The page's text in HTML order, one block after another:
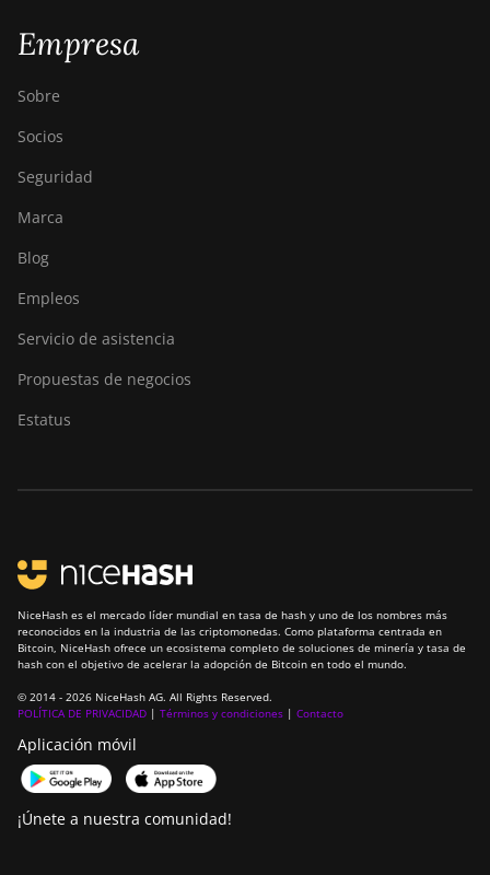
Empresa
Sobre
Socios
Seguridad
Marca
Blog
Empleos
Servicio de asistencia
Propuestas de negocios
Estatus
NiceHash es el mercado líder mundial en tasa de hash y uno de los nombres más
reconocidos en la industria de las criptomonedas. Como plataforma centrada en
Bitcoin, NiceHash ofrece un ecosistema completo de soluciones de minería y tasa de
hash con el objetivo de acelerar la adopción de Bitcoin en todo el mundo.
© 2014 - 2026 NiceHash AG. All Rights Reserved.
POLÍTICA DE PRIVACIDAD | Términos y condiciones | Contacto
Aplicación móvil
¡Únete a nuestra comunidad!